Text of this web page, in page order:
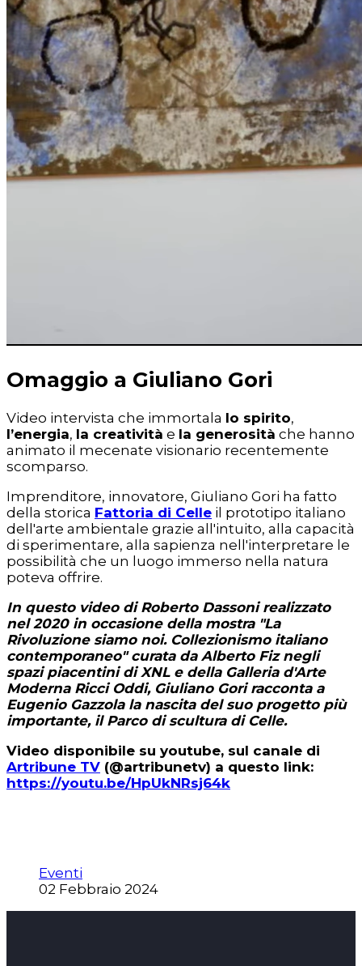
Omaggio a Giuliano Gori
Video intervista che immortala lo spirito,
l’energia, la creatività e la generosità che hanno
animato il mecenate visionario recentemente
scomparso.
Imprenditore, innovatore, Giuliano Gori ha fatto
della storica Fattoria di Celle il prototipo italiano
dell'arte ambientale grazie all'intuito, alla capacità
di sperimentare, alla sapienza nell'interpretare le
possibilità che un luogo immerso nella natura
poteva offrire.
In questo video di Roberto Dassoni realizzato
nel 2020 in occasione della mostra "La
Rivoluzione siamo noi. Collezionismo italiano
contemporaneo" curata da Alberto Fiz negli
spazi piacentini di XNL e della Galleria d'Arte
Moderna Ricci Oddi, Giuliano Gori racconta a
Eugenio Gazzola la nascita del suo progetto più
importante, il Parco di scultura di Celle.
Video disponibile su youtube, sul canale di
Artribune TV (@artribunetv) a questo link:
https://youtu.be/HpUkNRsj64k
Eventi
02 Febbraio 2024